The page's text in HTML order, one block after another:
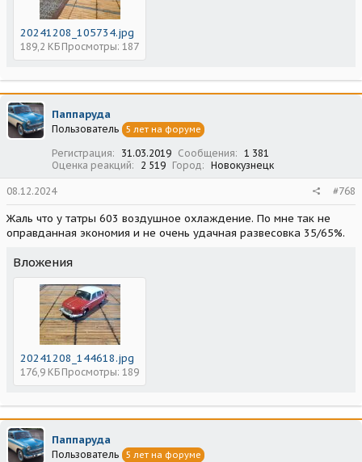
20241208_105734.jpg
189,2 КБ Просмотры: 187
Паппаруда
Пользователь 5 лет на форуме
Регистрация 31.03.2019 Сообщения
1 381
Оценка реакций
2 519 Город Новокузнецк
08.12.2024 #768
Жаль что у татры 603 воздушное охлаждение. По мне так не
оправданная экономия и не очень удачная развесовка 35/65%.
Вложения
20241208_144618.jpg
176,9 КБ Просмотры: 189
Паппаруда
Пользователь 5 лет на форуме